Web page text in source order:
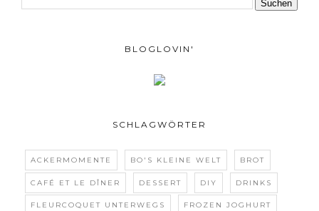
BLOGLOVIN'
SCHLAGWÖRTER
ACKERMOMENTE BO'S KLEINE WELT BROT
CAFÉ ET LE DÎNER DESSERT DIY DRINKS
FLEURCOQUET UNTERWEGS FROZEN JOGHURT